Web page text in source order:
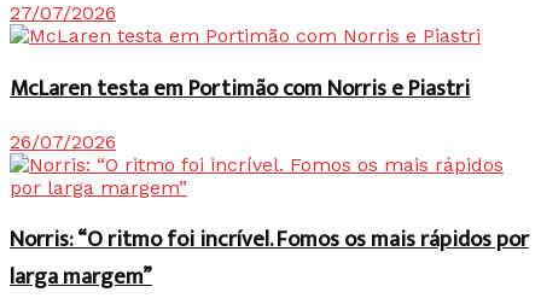
27/07/2026
McLaren testa em Portimão com Norris e Piastri
26/07/2026
Norris: “O ritmo foi incrível. Fomos os mais rápidos por
larga margem”